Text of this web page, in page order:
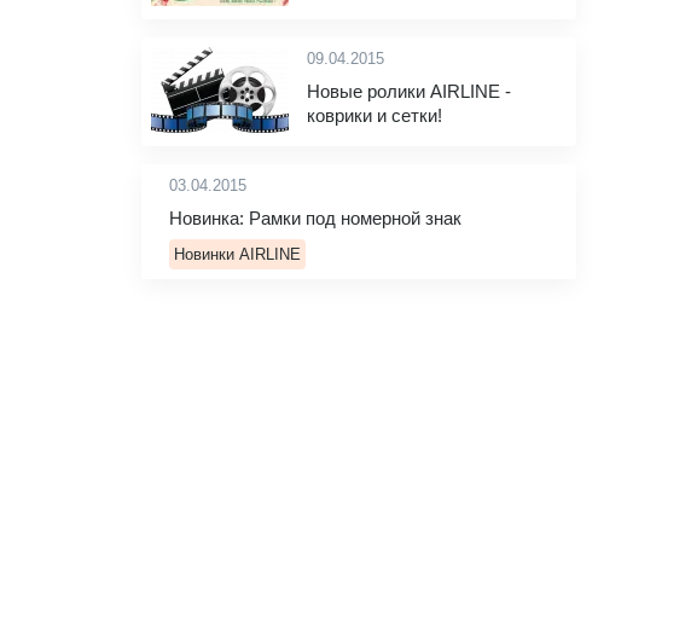
09.04.2015
Новые ролики AIRLINE -
коврики и сетки!
03.04.2015
Новинка: Рамки под номерной знак
Новинки AIRLINE